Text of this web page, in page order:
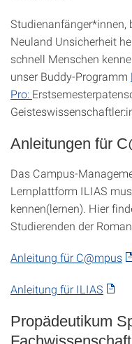
Studienanfänger*innen,
Neuland Unsicherheit
schnell Menschen
unser Buddy-Programm
Pro:
Anleitungen für
Das Campus-
Lernplattform ILIAS
kennen(lernen). Hier
Studierenden der
Anleitung für C@mpus
Anleitung für ILIAS
Propädeutikum